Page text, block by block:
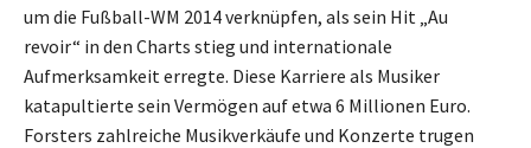
um die Fußball-WM 2014 verknüpfen, als sein Hit „Au
revoir“ in den Charts stieg und internationale
Aufmerksamkeit erregte. Diese Karriere als Musiker
katapultierte sein Vermögen auf etwa 6 Millionen Euro.
Forsters zahlreiche Musikverkäufe und Konzerte trugen